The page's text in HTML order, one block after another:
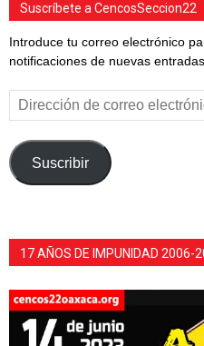
Suscríbete a CencosSeccion22
Introduce tu correo electrónico
notificaciones de nuevas
Dirección
de
correo
electrónico
Suscribir
17 AÑOS DE IMPUNIDAD 2006-